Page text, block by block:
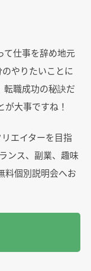
て仕事を辞め地元
やりたいことに
転職成功の秘訣だ
大事ですね！
エイターを目指
ンス、副業、趣味
料個別説明会へお